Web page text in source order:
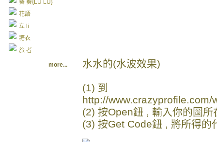
葵 葵{LU LU}
花語
立 li
糖衣
旅 者
more... 水水的(水波效果)
(1) 到
http://
(2) 按Open鈕 , 輸入你的圖所
(3) 按Get Code鈕 , 將所得的